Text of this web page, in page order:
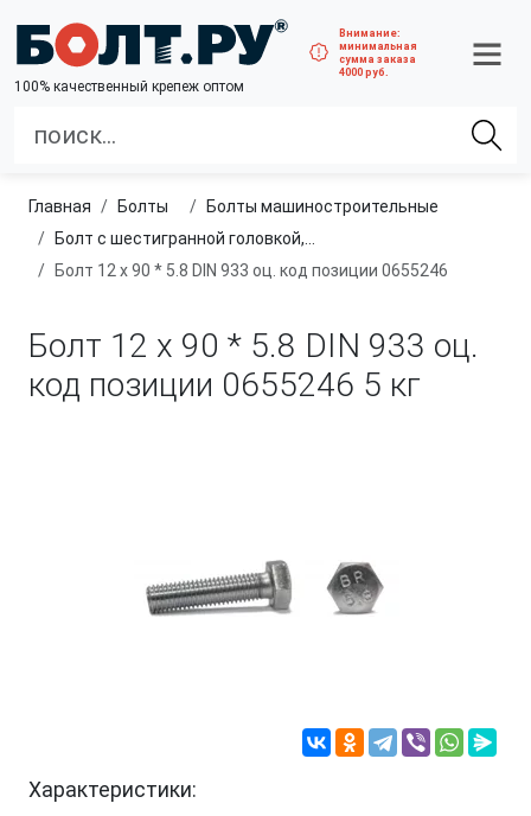
100% качественный крепеж оптом
Внимание:
минимальная
сумма заказа
4000 руб.
Главная болты
болты машиностроительные
Болт с шестигранной головкой, полная резьба, класс прочности 4.8 и 5.8
Болт 12 х 90 * 5.8 DIN 933 оц. код позиции 0655246
Болт 12 х 90 * 5.8 DIN 933 оц.
код позиции 0655246 5 кг
Характеристики: